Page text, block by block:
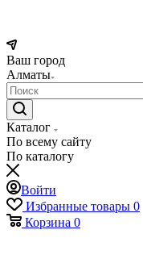
Ваш город
Алматы
Каталог
По всему сайту
По каталогу
Войти
Избранные товары 0
Корзина 0